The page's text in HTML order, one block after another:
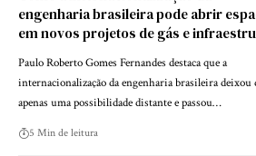
engenharia brasileira pode abrir
em novos projetos de gás e
Paulo Roberto Gomes Fernandes destaca que a
internacionalização da engenharia brasileira deixou
apenas uma possibilidade distante e passou…
5 Min de leitura